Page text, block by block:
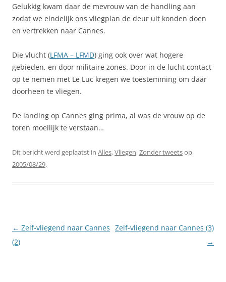
Gelukkig kwam daar de mevrouw van de handling aan
zodat we eindelijk ons vliegplan de deur uit konden doen
en vertrekken naar Cannes.
Die vlucht (LFMA – LFMD) ging ook over wat hogere
gebieden, en door militaire zones. Door in de lucht contact
op te nemen met Le Luc kregen we toestemming om daar
doorheen te vliegen.
De landing op Cannes ging prima, al was de vrouw op de
toren moeilijk te verstaan…
Dit bericht werd geplaatst in Alles,Vliegen,Zonder tweetsop
2005/08/29.
Berichtnavigatie
← Zelf-vliegend naar Cannes
(2)
Zelf-vliegend naar Cannes (3)
→